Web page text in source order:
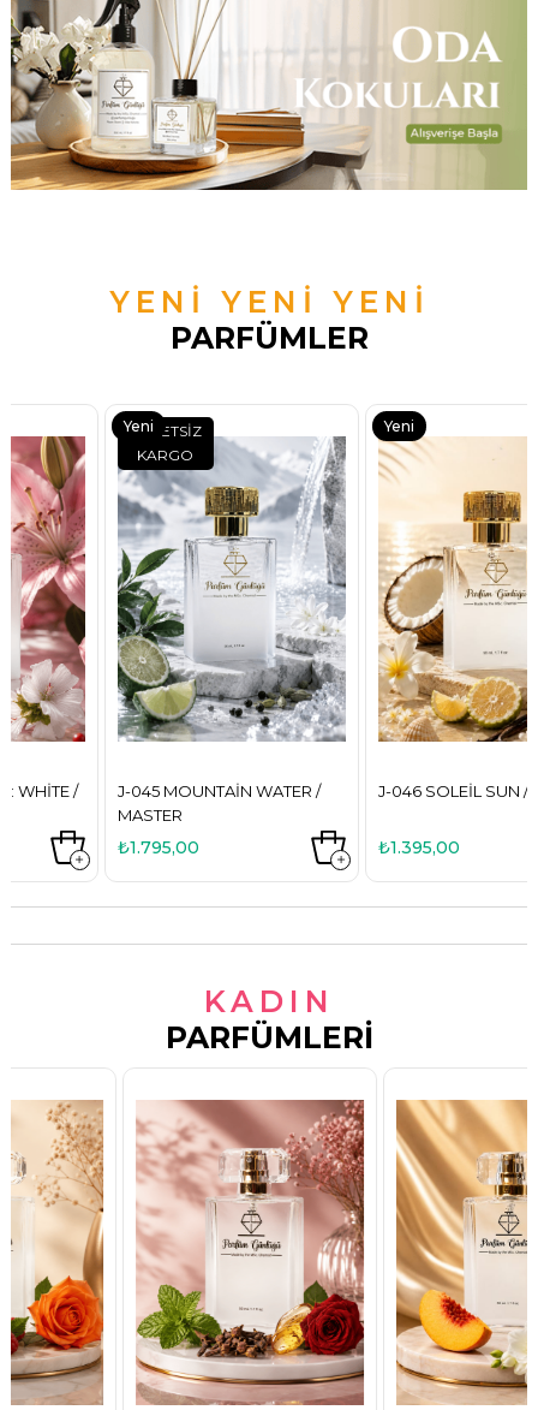
YENİ YENİ YENİ
PARFÜMLER
J-045 MOUNTAIN WATER /
₺1.795,00
KARGO
Ürün
J-046 SOLEIL SUN / NICHE
₺1.395,00
Ürün
KADIN
PARFÜMLERI